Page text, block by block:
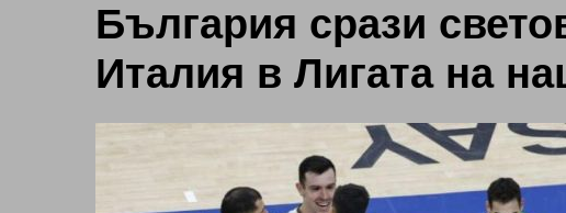
България срази
Италия в Лигата на